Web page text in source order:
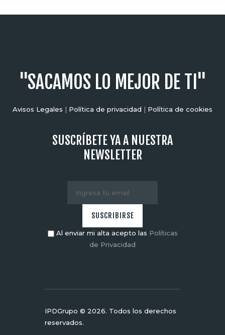
"SACAMOS LO MEJOR DE TI"
Avisos Legales | Política de privacidad | Política de cookies
SUSCRÍBETE YA A NUESTRA
NEWSLETTER
Al enviar mi alta acepto las Políticas
de Privacidad
IPDGrupo © 2026. Todos los derechos
reservados.